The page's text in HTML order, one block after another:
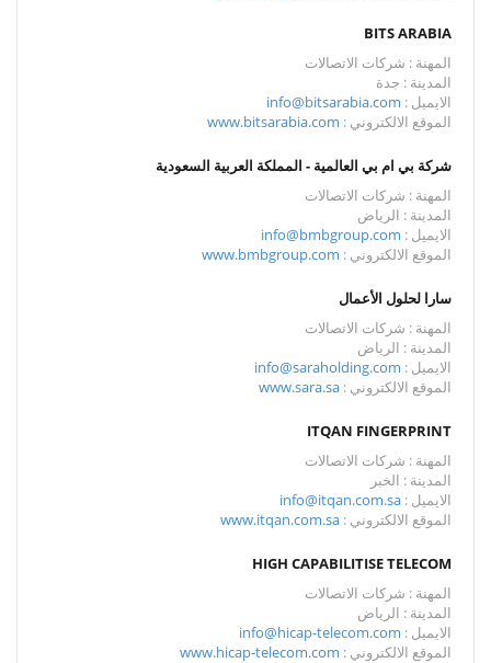
BITS ARABIA
المهنة : شركات الاتصالات
المدينة : جدة
الايميل : info@bitsarabia.com
الموقع الالكتروني : www.bitsarabia.com
شركة بي ام بي العالمية - المملكة العربية السعودية
المهنة : شركات الاتصالات
المدينة : الرياض
الايميل : info@bmbgroup.com
الموقع الالكتروني : www.bmbgroup.com
سارا لحلول الأعمال
المهنة : شركات الاتصالات
المدينة : الرياض
الايميل : info@saraholding.com
الموقع الالكتروني : www.sara.sa
ITQAN FINGERPRINT
المهنة : شركات الاتصالات
المدينة : الخبر
الايميل : info@itqan.com.sa
الموقع الالكتروني : www.itqan.com.sa
HIGH CAPABILITISE TELECOM
المهنة : شركات الاتصالات
المدينة : الرياض
الايميل : info@hicap-telecom.com
الموقع الالكتروني : www.hicap-telecom.com